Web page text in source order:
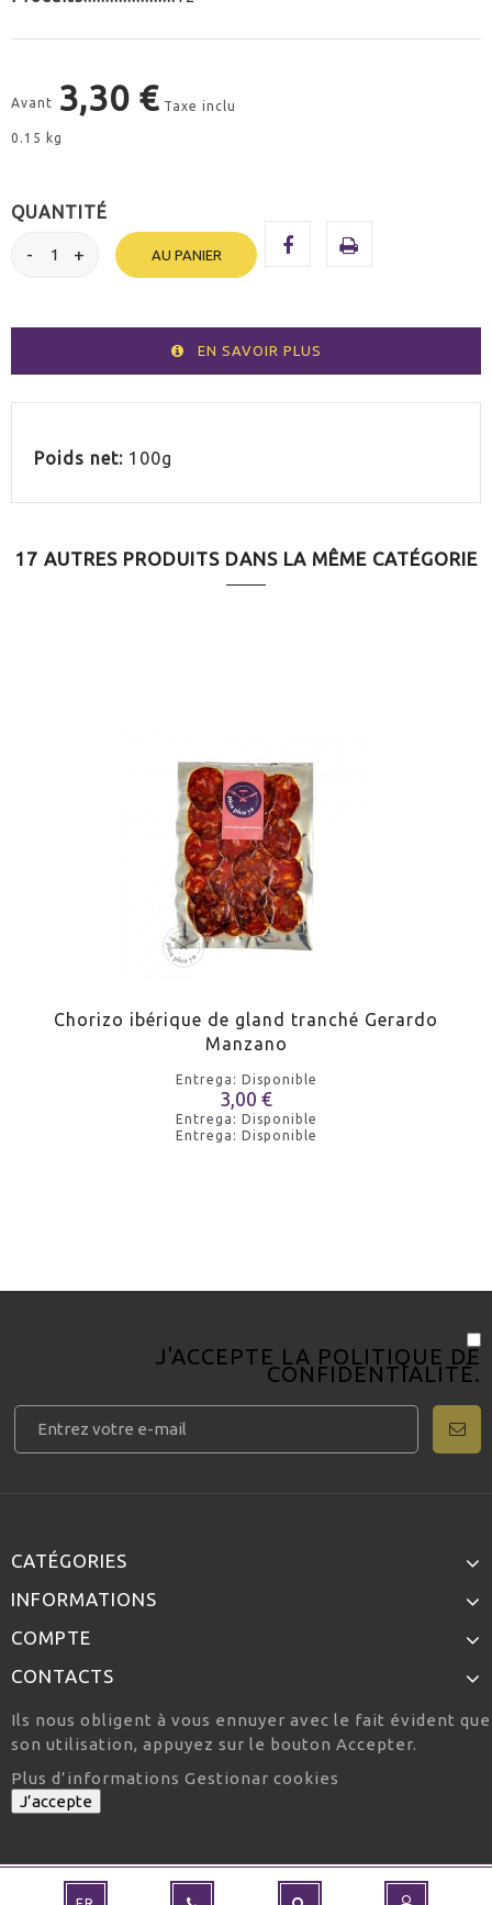
Avant 3,30 € Taxe inclu
0.15 kg
QUANTITÉ
AU PANIER
EN SAVOIR PLUS
Poids net: 100g
17 AUTRES PRODUITS DANS LA MÊME CATÉGORIE
Chorizo ​​ibérique de gland tranché Gerardo
Manzano
Entrega: Disponible
3,00 €
Entrega: Disponible
Entrega: Disponible
J'ACCEPTE LA POLITIQUE DE
CONFIDENTIALITÉ.
CATÉGORIES
INFORMATIONS
COMPTE
CONTACTS
Ils nous obligent à vous ennuyer avec le fait évident
son utilisation, appuyez sur le bouton Accepter.
Plus d’informations Gestionar cookies
J’accepte